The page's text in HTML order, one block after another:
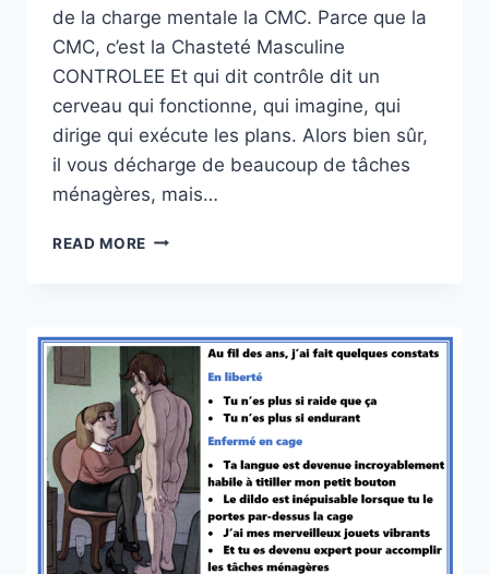
de la charge mentale la CMC. Parce que la
CMC, c’est la Chasteté Masculine
CONTROLEE Et qui dit contrôle dit un
cerveau qui fonctionne, qui imagine, qui
dirige qui exécute les plans. Alors bien sûr,
il vous décharge de beaucoup de tâches
ménagères, mais…
READ MORE JUSTE